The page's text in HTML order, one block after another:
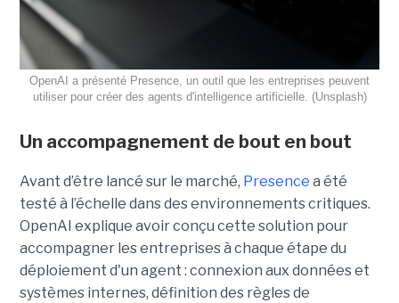
OpenAI a présenté Presence, un outil que les entreprises peuvent
utiliser pour créer des agents d'intelligence artificielle. (Unsplash)
Un accompagnement de bout en bout
Avant d’être lancé sur le marché, Presence a été
testé à l’échelle dans des environnements critiques.
OpenAI explique avoir conçu cette solution pour
accompagner les entreprises à chaque étape du
déploiement d'un agent : connexion aux données et
systèmes internes, définition des règles de